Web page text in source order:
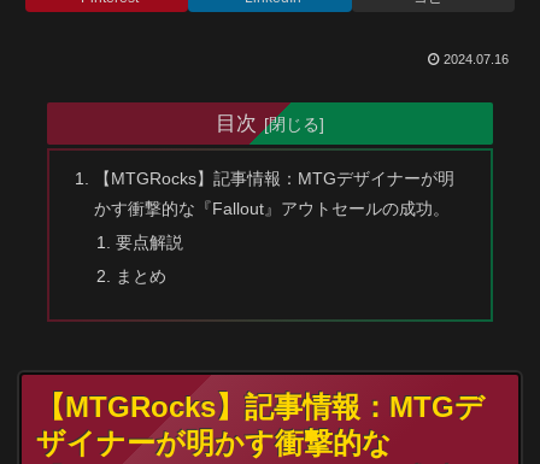
2024.07.16
目次
【MTGRocks】記事情報：MTGデザイナーが明
かす衝撃的な『Fallout』アウトセールの成功。
要点解説
まとめ
【MTGRocks】記事情報：MTGデ
ザイナーが明かす衝撃的な